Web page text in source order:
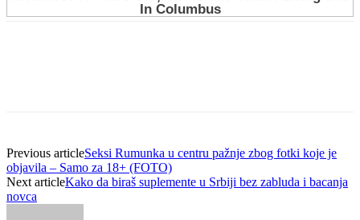
Previous articleSeksi Rumunka u centru pažnje zbog fotki koje je
objavila – Samo za 18+ (FOTO)
Next articleKako da biraš suplemente u Srbiji bez zabluda i bacanja
novca